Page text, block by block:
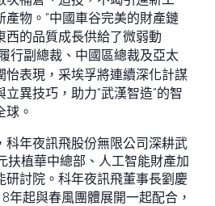
產物。“中國車谷完美的財產鏈
西的品質成長供給了微弱動
行副總裁、中國區總裁及亞太
怡表現，采埃孚將連續深化計謀
異技巧，助力“武漢智造”的智
球。
科年夜訊飛股份無限公司深耕武
扶植華中總部、人工智能財產加
研討院。科年夜訊飛董事長劉慶
年起與春風團體展開一起配合，